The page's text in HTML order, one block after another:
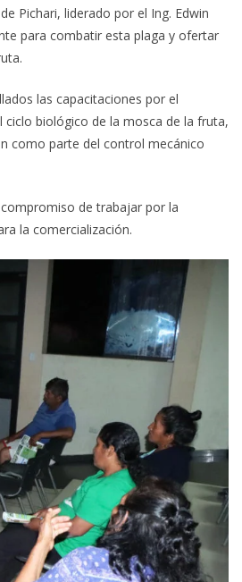
Pichari, liderado por el Ing. Edwin
para combatir esta plaga y ofertar
las capacitaciones por el
biológico de la mosca de la fruta,
como parte del control mecánico
de trabajar por la
la comercialización.